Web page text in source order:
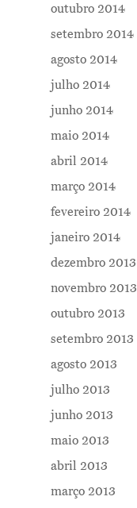
outubro 2014
setembro 2014
agosto 2014
julho 2014
junho 2014
maio 2014
abril 2014
março 2014
fevereiro 2014
janeiro 2014
dezembro 2013
novembro 2013
outubro 2013
setembro 2013
agosto 2013
julho 2013
junho 2013
maio 2013
abril 2013
março 2013